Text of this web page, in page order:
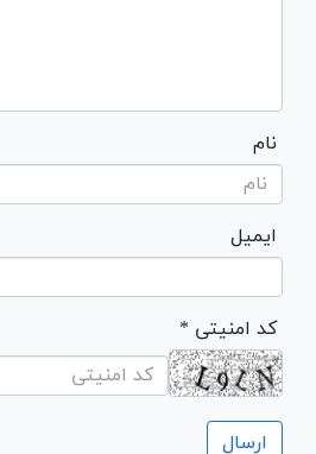
نام
ایمیل
* کد امنیتی